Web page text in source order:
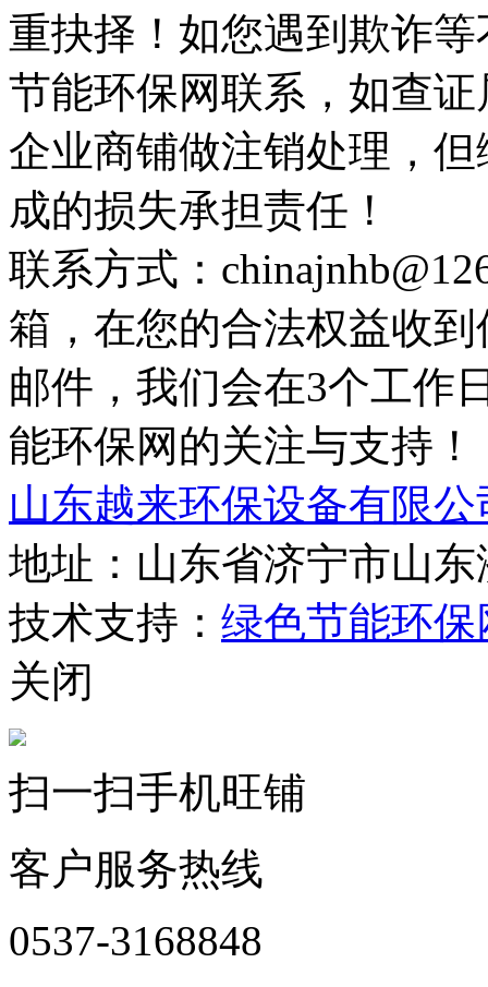
重抉择！如您遇到欺诈
节能环保网联系，如查
企业商铺做注销处理，
成的损失承担责任！
联系方式：
箱，在您的合法权益收
邮件，我们会在3个工作
能环保网的关注与支持！
山东越来环保设备有限公
地址：山东省济宁市山
技术支持： 绿色节能环保
关闭
扫一扫手机旺铺
客户服务热线
0537-3168848